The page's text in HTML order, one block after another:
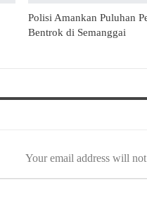
Polisi Amankan Puluhan
Bentrok di Semanggai
Your email address will